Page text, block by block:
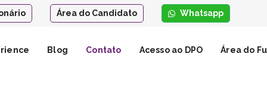
Área do Candidato Whatsapp
Blog Contato Acesso ao DPO Área do